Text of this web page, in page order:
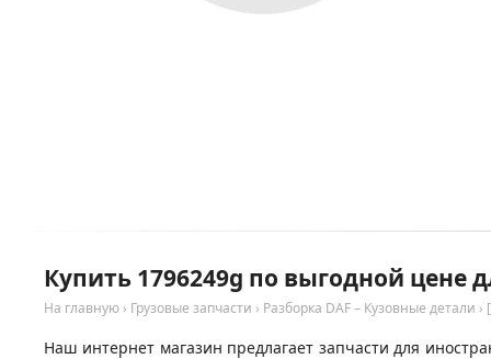
Купить 1796249g по выгодной цене
На главную › Грузовые запчасти › Разборка DAF – Кузовные детали ›
Наш интернет магазин предлагает запчасти для